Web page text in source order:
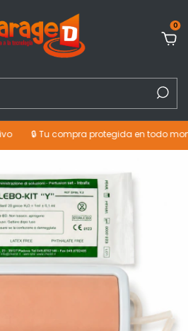
0
🔒 Tu compra protegida en todo momento